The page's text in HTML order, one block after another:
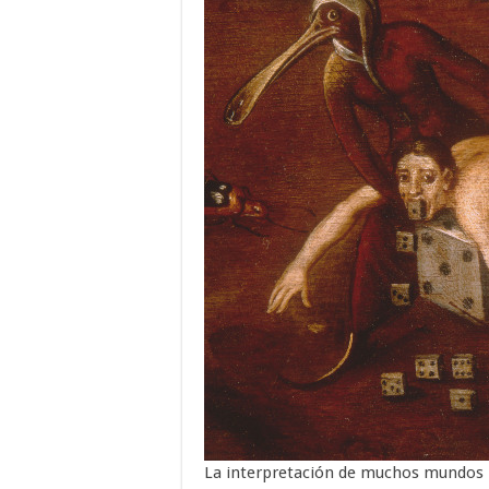
La interpretación de muchos mundos